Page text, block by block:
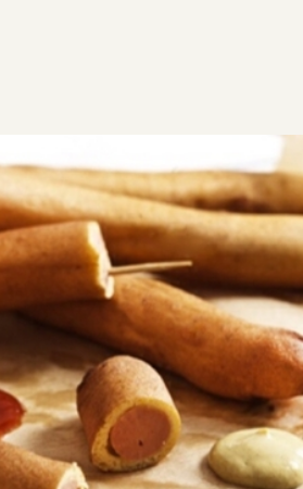
ντογκ)
λουκάνικα δεν γίνεται και αυτά
dogs, θα κλέψουν σίγουρα
Εύκολη 0:17